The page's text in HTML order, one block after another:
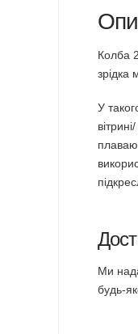
Колба
зрідка
У
Ми
будь-